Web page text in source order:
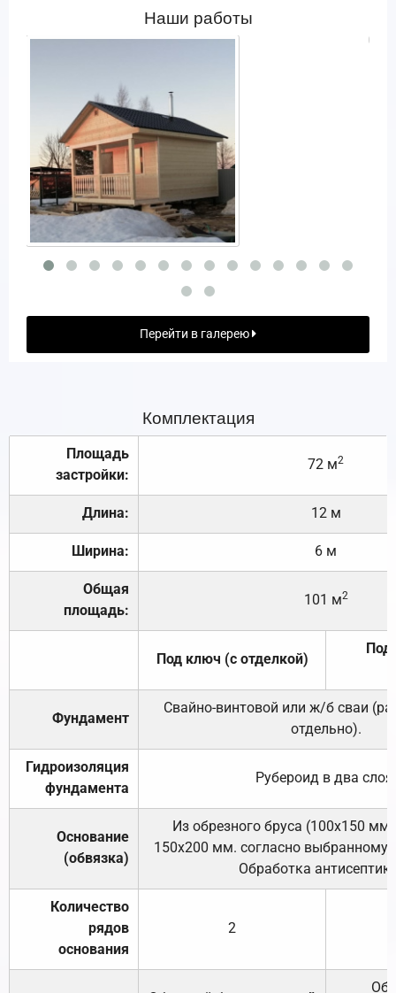
Наши работы
Перейти в галерею
Комплектация
Площадь
застройки:
72 м2
Длина: 12 м
Ширина: 6 м
Общая
площадь:
101 м2
Под ключ (с отделкой)
Под
Фундамент
Свайно-винтовой или ж/б сваи
отдельно).
Гидроизоляция
фундамента
Рубероид в два слоя.
Основание
(обвязка)
Из обрезного бруса (100х150
150х200 мм. согласно выбранному
Обработка
Количество
рядов
основания
2